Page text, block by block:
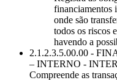
financiamentos
onde são
todos os riscos
havendo a
2.1.2.3.5.00.00 -
– INTERNO -
Compreende as